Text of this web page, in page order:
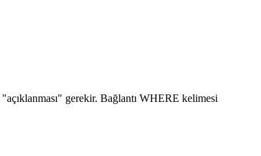
gerekir. Bağlantı WHERE kelimesi